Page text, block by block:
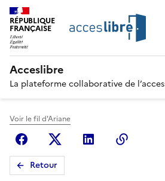
RÉPUBLIQUE
FRANÇAISE
Acceslibre
La plateforme collaborative de
Voir le fil d'Ariane
FacebookX (anciennement
Linkedin
Retour